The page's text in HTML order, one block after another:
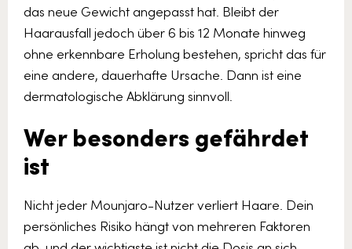
das neue Gewicht angepasst hat. Bleibt der
Haarausfall jedoch über 6 bis 12 Monate hinweg
ohne erkennbare Erholung bestehen, spricht das für
eine andere, dauerhafte Ursache. Dann ist eine
dermatologische Abklärung sinnvoll.
Wer besonders gefährdet
ist
Nicht jeder Mounjaro-Nutzer verliert Haare. Dein
persönliches Risiko hängt von mehreren Faktoren